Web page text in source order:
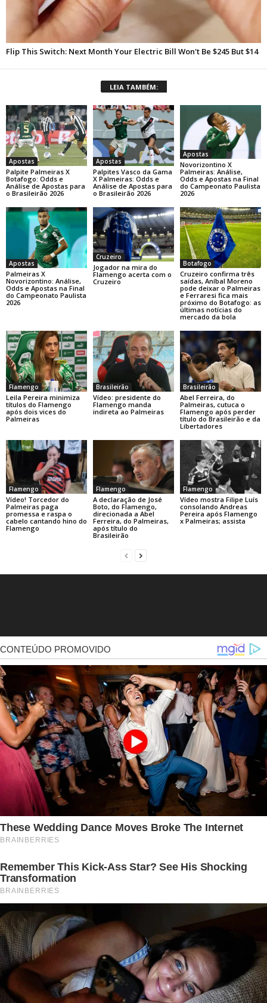
LEIA TAMBÉM:
Apostas
Palpite Palmeiras X
Botafogo: Odds e
Análise de Apostas para
o Brasileirão 2026
Apostas
Palpites Vasco da Gama
X Palmeiras: Odds e
Análise de Apostas para
o Brasileirão 2026
Apostas
Novorizontino X
Palmeiras: Análise,
Odds e Apostas na Final
do Campeonato Paulista
2026
Apostas
Palmeiras X
Novorizontino: Análise,
Odds e Apostas na Final
do Campeonato Paulista
2026
Cruzeiro
Jogador na mira do
Flamengo acerta com o
Cruzeiro
Botafogo
Cruzeiro confirma três
saídas, Aníbal Moreno
pode deixar o Palmeiras
e Ferraresi fica mais
próximo do Botafogo: as
últimas notícias do
mercado da bola
Flamengo
Leila Pereira minimiza
títulos do Flamengo
após dois vices do
Palmeiras
Brasileirão
Vídeo: presidente do
Flamengo manda
indireta ao Palmeiras
Brasileirão
Abel Ferreira, do
Palmeiras, cutuca o
Flamengo após perder
título do Brasileirão e da
Libertadores
Flamengo
Vídeo! Torcedor do
Palmeiras paga
promessa e raspa o
cabelo cantando hino do
Flamengo
Flamengo
A declaração de José
Boto, do Flamengo,
direcionada a Abel
Ferreira, do Palmeiras,
após título do
Brasileirão
Flamengo
Vídeo mostra Filipe Luís
consolando Andreas
Pereira após Flamengo
x Palmeiras; assista